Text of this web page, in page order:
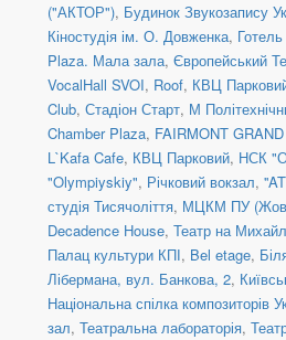
("АКТОР"), Будинок Звукозапису
Кіностудія ім. О. Довженка,
Plaza. Мала зала, Європейський
VocalHall SVOI, Roof, КВЦ
Club, Стадіон Старт, М
Chamber Plaza, FAIRMONT
L`Kafa Cafe, КВЦ Парковий, НСК
"Olympiyskiy", Річковий вокзал,
студія Тисячоліття, МЦКМ ПУ
Decadence House, Театр на
Палац культури КПІ, Bel etage,
Лібермана, вул. Банкова, 2,
Національна спілка композиторів
зал, Театральна лабораторія,